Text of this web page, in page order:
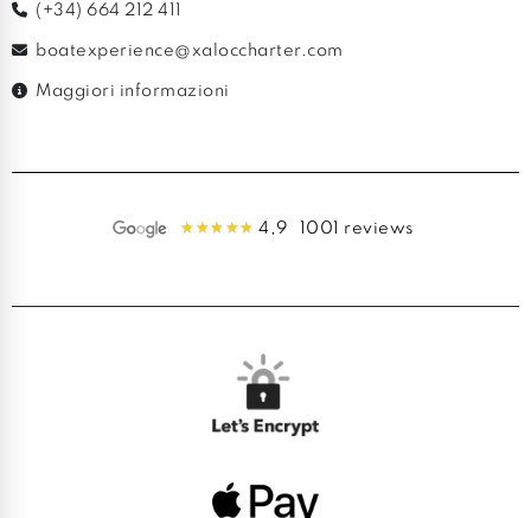
(+34) 664 212 411
boatexperience@xaloccharter.com
Maggiori informazioni
4,9 1001 reviews